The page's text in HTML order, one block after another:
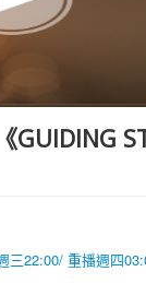
GUIDING
三22:00/ 重播週四